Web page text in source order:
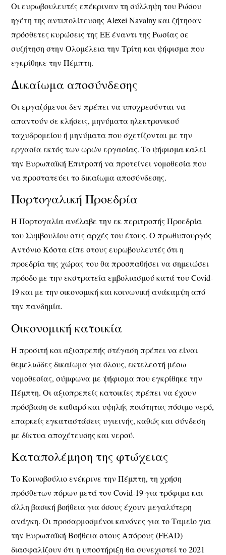
Οι ευρωβουλευτές επέκριναν τη σύλληψη του Ρώσου
ηγέτη της αντιπολίτευσης Alexei Navalny και ζήτησαν
πρόσθετες κυρώσεις της ΕΕ έναντι της Ρωσίας σε
συζήτηση στην Ολομέλεια την Τρίτη και ψήφισμα που
εγκρίθηκε την Πέμπτη.
Δικαίωμα αποσύνδεσης
Οι εργαζόμενοι δεν πρέπει να υποχρεούνται να
απαντούν σε κλήσεις, μηνύματα ηλεκτρονικού
ταχυδρομείου ή μηνύματα που σχετίζονται με την
εργασία εκτός των ωρών εργασίας. Το ψήφισμα καλεί
την Ευρωπαϊκή Επιτροπή να προτείνει νομοθεσία που
να προστατεύει το δικαίωμα αποσύνδεσης.
Πορτογαλική Προεδρία
Η Πορτογαλία ανέλαβε την εκ περιτροπής Προεδρία
του Συμβουλίου στις αρχές του έτους. Ο πρωθυπουργός
Αντόνιο Κόστα είπε στους ευρωβουλευτές ότι η
προεδρία της χώρας του θα προσπαθήσει να σημειώσει
πρόοδο με την εκστρατεία εμβολιασμού κατά του Covid-
19 και με την οικονομική και κοινωνική ανάκαμψη από
την πανδημία.
Οικονομική κατοικία
Η προσιτή και αξιοπρεπής στέγαση πρέπει να είναι
θεμελιώδες δικαίωμα για όλους, εκτελεστή μέσω
νομοθεσίας, σύμφωνα με ψήφισμα που εγκρίθηκε την
Πέμπτη. Οι αξιοπρεπείς κατοικίες πρέπει να έχουν
πρόσβαση σε καθαρό και υψηλής ποιότητας πόσιμο νερό,
επαρκείς εγκαταστάσεις υγιεινής, καθώς και σύνδεση
με δίκτυα αποχέτευσης και νερού.
Καταπολέμηση της φτώχειας
Το Κοινοβούλιο ενέκρινε την Πέμπτη, τη χρήση
πρόσθετων πόρων μετά τον Covid-19 για τρόφιμα και
άλλη βασική βοήθεια για όσους έχουν μεγαλύτερη
ανάγκη. Οι προσαρμοσμένοι κανόνες για το Ταμείο για
την Ευρωπαϊκή Βοήθεια στους Απόρους (FEAD)
διασφαλίζουν ότι η υποστήριξη θα συνεχιστεί το 2021